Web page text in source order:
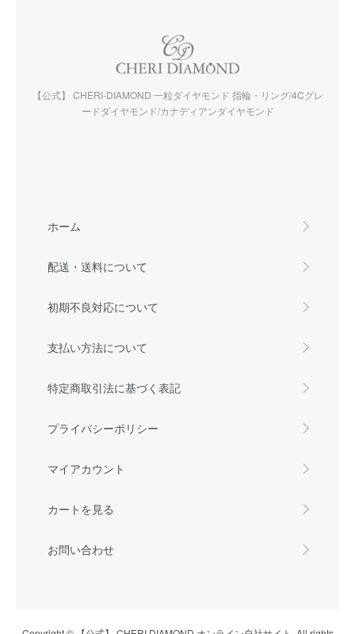
【公式】 CHERI-DIAMOND 一粒ダイヤモンド 指輪・リング/4Cグレ
ードダイヤモンド/カナディアンダイヤモンド
ホーム
配送・送料について
初期不良対応について
支払い方法について
特定商取引法に基づく表記
プライバシーポリシー
マイアカウント
カートを見る
お問い合わせ